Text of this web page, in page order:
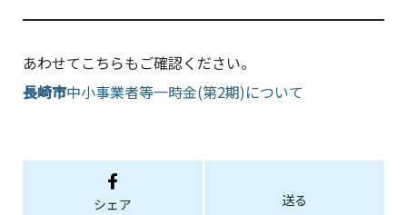
あわせてこちらもご確認ください。
長崎市中小事業者等一時金(第2期)について
シェア 送る